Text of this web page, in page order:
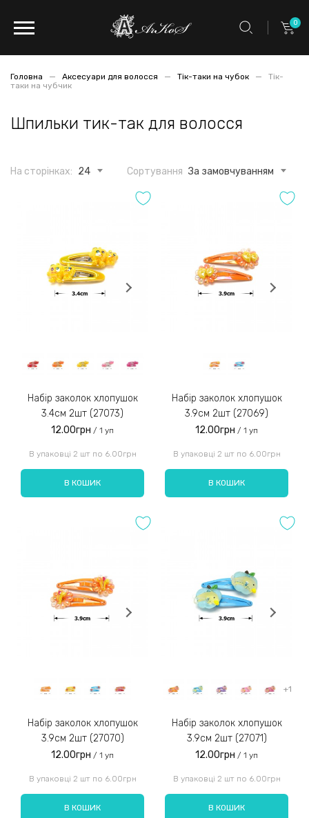
0
Головна Аксесуари для волосся Тік-таки на чубок
Тік-
таки на чубчик
Шпильки тик-так для волосся
На сторінках: 24 Сортування За замовчуванням
Набір заколок хлопушок
3.4см 2шт (27073)
12.00грн / 1 уп
В упаковці 2 шт по 6.00грн
В КОШИК
Набір заколок хлопушок
3.9см 2шт (27069)
12.00грн / 1 уп
В упаковці 2 шт по 6.00грн
В КОШИК
Набір заколок хлопушок
3.9см 2шт (27070)
12.00грн / 1 уп
В упаковці 2 шт по 6.00грн
В КОШИК
+1
Набір заколок хлопушок
3.9см 2шт (27071)
12.00грн / 1 уп
В упаковці 2 шт по 6.00грн
В КОШИК